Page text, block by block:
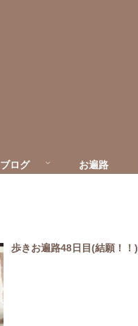
ブログ お遍路
歩きお遍路48日目(結願！！)